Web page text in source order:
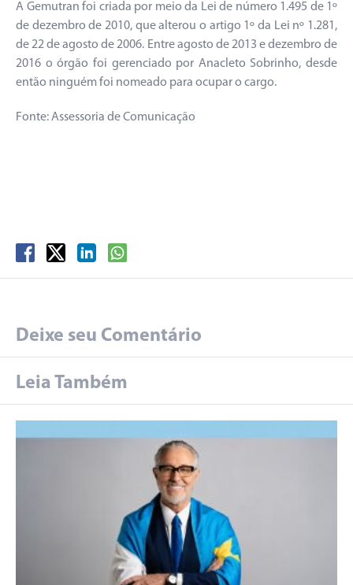
A Gemutran foi criada por meio da Lei de número 1.495 de 1º
de dezembro de 2010, que alterou o artigo 1º da Lei nº 1.281,
de 22 de agosto de 2006. Entre agosto de 2013 e dezembro de
2016 o órgão foi gerenciado por Anacleto Sobrinho, desde
então ninguém foi nomeado para ocupar o cargo.
Fonte: Assessoria de Comunicação
Deixe seu Comentário
Leia Também